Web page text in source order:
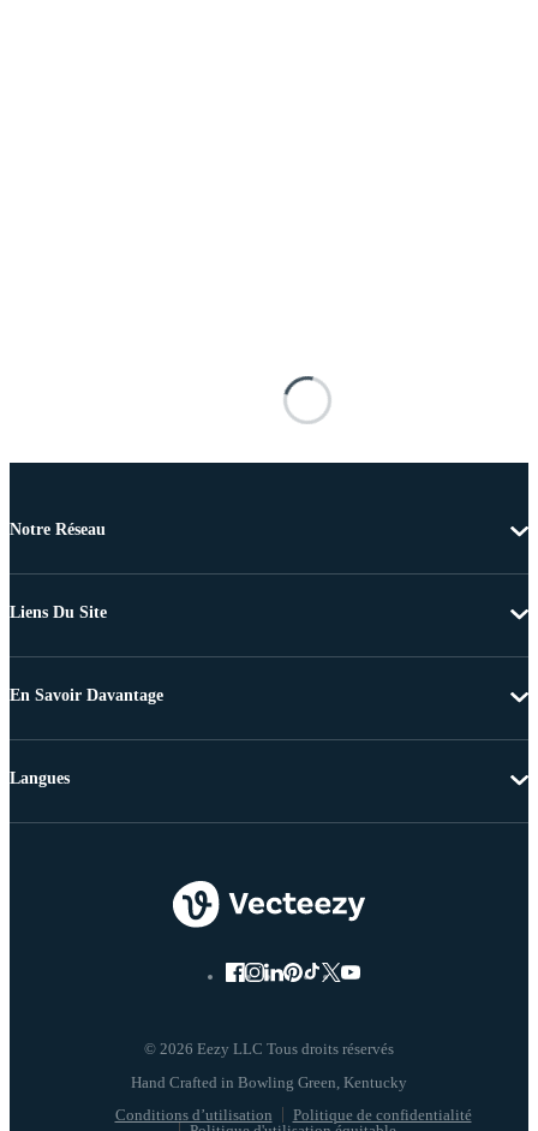
Notre Réseau
Liens Du Site
En Savoir Davantage
© 2026 Eezy LLC Tous droits réservés
Conditions d’utilisation
Politique de confidentialité
Langues